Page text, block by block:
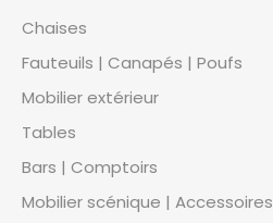
Chaises
Fauteuils | Canapés | Poufs
Mobilier extérieur
Tables
Bars | Comptoirs
Mobilier scénique | Accessoires